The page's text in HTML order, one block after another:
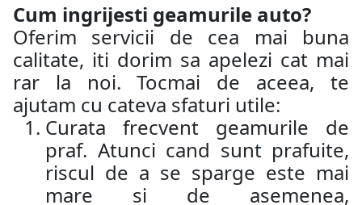
Cum ingrijesti geamurile auto?
Oferim servicii de cea mai buna
calitate, iti dorim sa apelezi cat mai
rar la noi. Tocmai de aceea, te
ajutam cu cateva sfaturi utile:
Curata frecvent geamurile de
praf. Atunci cand sunt prafuite,
riscul de a se sparge este mai
mare si de asemenea,